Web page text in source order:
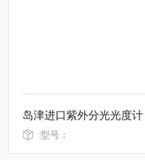
岛津进口紫外分光光度计
型号：